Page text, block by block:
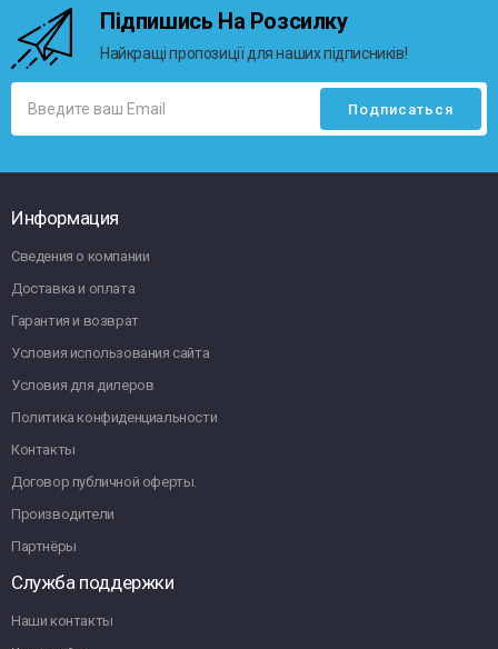
Підпишись На Розсилку
Найкращі пропозиції для наших підписників!
Информация
Сведения о компании
Доставка и оплата
Гарантия и возврат
Условия использования сайта
Условия для дилеров
Политика конфиденциальности
Контакты
Договор публичной оферты.
Производители
Партнёры
Служба поддержки
Наши контакты